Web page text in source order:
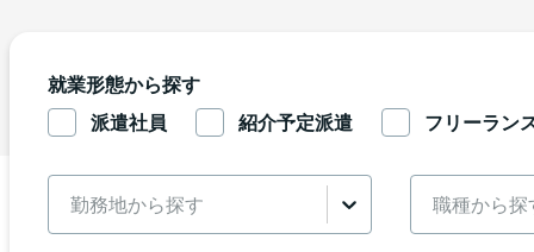
就業形態から探す
派遣社員
紹介予定派遣 フリーラン
勤務地から探す 職種から探